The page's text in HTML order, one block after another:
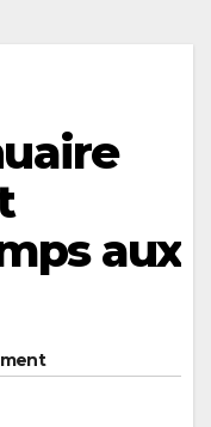
aux